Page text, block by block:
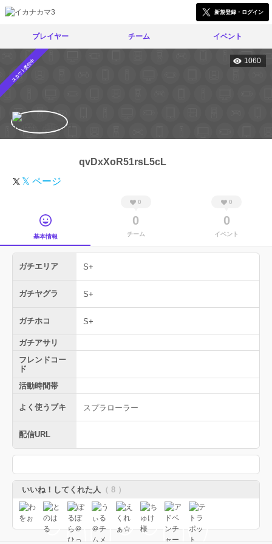
新規登録・ログイン
プレイヤー チーム イベント
スカウト受付中 1060
qvDxXoR51rsL5cL
𝕏 ページ
基本情報
0
0
チーム
0
0
イベント
ガチエリア S+
ガチヤグラ S+
ガチホコ S+
ガチアサリ
フレンドコー
ド
活動時間帯
よく使うブキ スプラローラー
配信URL
いいね！してくれた人 （ 8 ）